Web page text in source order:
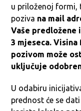
u priloženoj formi,
poziva na mail
Vaše
3 mjeseca.
pozivom može
uključuje
U odabiru
prednost će se